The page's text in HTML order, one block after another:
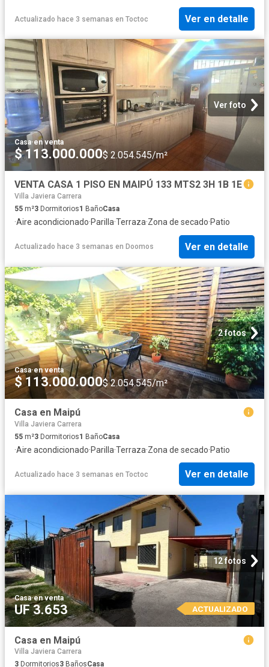
Actualizado hace 3 semanas en Toctoc Ver en detalle
Ver foto
Casa·en venta
$ 113.000.000$ 2.054.545/m²
VENTA CASA 1 PISO EN MAIPÚ 133 MTS2 3H 1B 1E
Villa Javiera Carrera
55 m²3 Dormitorios1 BañoCasa
·Aire acondicionado·Parilla·Terraza·Zona de secado·Patio
Actualizado hace 3 semanas en Doomos Ver en detalle
2 fotos
Casa·en venta
$ 113.000.000$ 2.054.545/m²
Casa en Maipú
Villa Javiera Carrera
55 m²3 Dormitorios1 BañoCasa
·Aire acondicionado·Parilla·Terraza·Zona de secado·Patio
Actualizado hace 3 semanas en Toctoc Ver en detalle
12 fotos
Casa·en venta
UF 3.653 ACTUALIZADO
Casa en Maipú
Villa Javiera Carrera
3 Dormitorios3 BañosCasa